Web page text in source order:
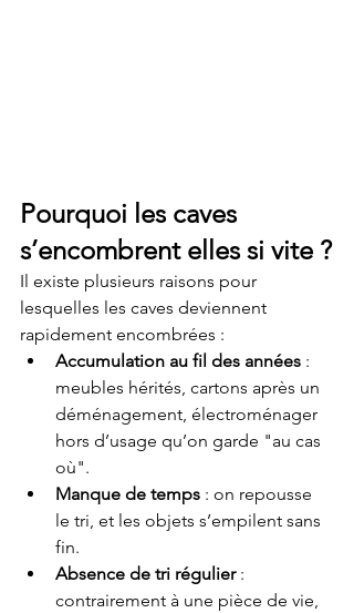
Pourquoi les caves
s’encombrent elles si vite ?
Il existe plusieurs raisons pour
lesquelles les caves deviennent
rapidement encombrées :
Accumulation au fil des années :
meubles hérités, cartons après un
déménagement, électroménager
hors d’usage qu’on garde "au cas
où".
Manque de temps : on repousse
le tri, et les objets s’empilent sans
fin.
Absence de tri régulier :
contrairement à une pièce de vie,